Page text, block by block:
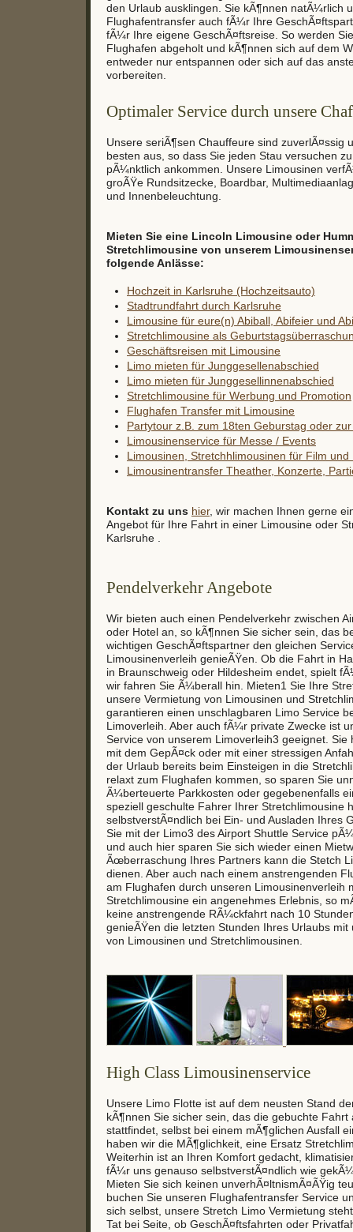
den Urlaub ausklingen. Sie kÃ¶nnen natÃ¼rlich
Flughafentransfer auch fÃ¼r Ihre
fÃ¼r Ihre eigene GeschÃ¤ftsreise. So werden
Flughafen abgeholt und kÃ¶nnen sich auf dem
entweder nur entspannen oder sich auf das
vorbereiten.
Optimaler Service durch unsere
Unsere seriÃ¶sen Chauffeure sind zuverlÃ¤ssig
besten aus, so dass Sie jeden Stau versuchen
pÃ¼nktlich ankommen. Unsere Limousinen
groÃŸe Rundsitzecke, Boardbar,
und Innenbeleuchtung.
Mieten Sie eine Lincoln Limousine oder
Stretchlimousine von unserem
folgende Anlässe:
Hochzeit in Karlsruhe (Hochzeitsauto)
Stadtrundfahrt durch Karlsruhe
Limousine für eure(n) Abiball, Abifeier und
Stretchlimousine als
Geschäftsreisen mit Limousine
Limo mieten für Junggesellenabschied
Limo mieten für Junggesellinnenabschied
Stretchlimousine für Werbung und Promotion
Flughafen Transfer mit Limousine
Partytour z.B. zum 18ten Geburstag oder
Limousinenservice für Messe / Events
Limousinen, Stretchhlimousinen für Film und
Limousinentransfer Theather, Konzerte,
Kontakt zu uns hier, wir machen Ihnen gerne
Angebot für Ihre Fahrt in einer Limousine oder
Karlsruhe .
Pendelverkehr Angebote
Wir bieten auch einen Pendelverkehr zwischen
oder Hotel an, so kÃ¶nnen Sie sicher sein, das
wichtigen GeschÃ¤ftspartner den gleichen
Limousinenverleih genieÃŸen. Ob die Fahrt in
in Braunschweig oder Hildesheim endet, spielt
wir fahren Sie Ã¼berall hin. Mieten1 Sie Ihre
unsere Vermietung von Limousinen und
garantieren einen unschlagbaren Limo Service
Limoverleih. Aber auch fÃ¼r private Zwecke ist
Service von unserem Limoverleih3 geeignet. Sie
mit dem GepÃ¤ck oder mit einer stressigen
der Urlaub bereits beim Einsteigen in die
relaxt zum Flughafen kommen, so sparen Sie
Ã¼berteuerte Parkkosten oder gegebenenfalls
speziell geschulte Fahrer Ihrer Stretchlimousine
selbstverstÃ¤ndlich bei Ein- und Ausladen Ihres
Sie mit der Limo3 des Airport Shuttle Service
und auch hier sparen Sie sich wieder einen
Ãœberraschung Ihres Partners kann die Stetch
dienen. Aber auch nach einem anstrengenden
am Flughafen durch unseren Limousinenverleih
Stretchlimousine ein angenehmes Erlebnis, so
keine anstrengende RÃ¼ckfahrt nach 10
genieÃŸen die letzten Stunden Ihres Urlaubs mit
von Limousinen und Stretchlimousinen.
High Class Limousinenservice
Unsere Limo Flotte ist auf dem neusten Stand
kÃ¶nnen Sie sicher sein, das die gebuchte Fahrt
stattfindet, selbst bei einem mÃ¶glichen Ausfall
haben wir die MÃ¶glichkeit, eine Ersatz
Weiterhin ist an Ihren Komfort gedacht,
fÃ¼r uns genauso selbstverstÃ¤ndlich wie
Mieten Sie sich keinen unverhÃ¤ltnismÃ¤ÃŸig
buchen Sie unseren Flughafentransfer Service
sich selbst, unsere Stretch Limo Vermietung
Tat bei Seite, ob GeschÃ¤ftsfahrten oder